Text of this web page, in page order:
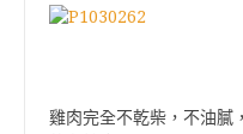
雞肉完全不乾柴，不油膩